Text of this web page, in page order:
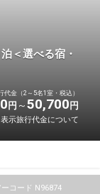
＜選べる宿・
代金（2～5名1室・税込）
円 50,700 円
表示旅行代金について
ーコード N96874